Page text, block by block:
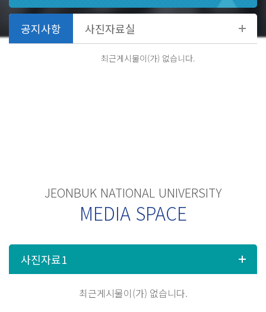
31
08.31 ~
제1학기 종료, 하기휴가 종료
최근게시물이(가) 없습니다.
JEONBUK NATIONAL UNIVERSITY
MEDIA SPACE
최근게시물이(가) 없습니다.